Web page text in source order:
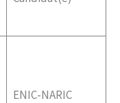
ENIC-NARIC